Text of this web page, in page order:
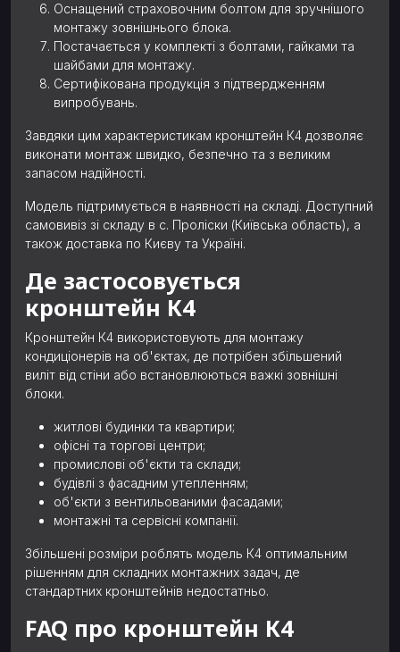
Оснащений страховочним болтом для зручнішого
монтажу зовнішнього блока.
Постачається у комплекті з болтами, гайками та
шайбами для монтажу.
Сертифікована продукція з підтвердженням
випробувань.
Завдяки цим характеристикам кронштейн К4 дозволяє
виконати монтаж швидко, безпечно та з великим
запасом надійності.
Модель підтримується в наявності на складі. Доступний
самовивіз зі складу в с. Проліски (Київська область), а
також доставка по Києву та Україні.
Де застосовується
кронштейн К4
Кронштейн К4 використовують для монтажу
кондиціонерів на об'єктах, де потрібен збільшений
виліт від стіни або встановлюються важкі зовнішні
блоки.
житлові будинки та квартири;
офісні та торгові центри;
промислові об'єкти та склади;
будівлі з фасадним утепленням;
об'єкти з вентильованими фасадами;
монтажні та сервісні компанії.
Збільшені розміри роблять модель К4 оптимальним
рішенням для складних монтажних задач, де
стандартних кронштейнів недостатньо.
FAQ про кронштейн К4